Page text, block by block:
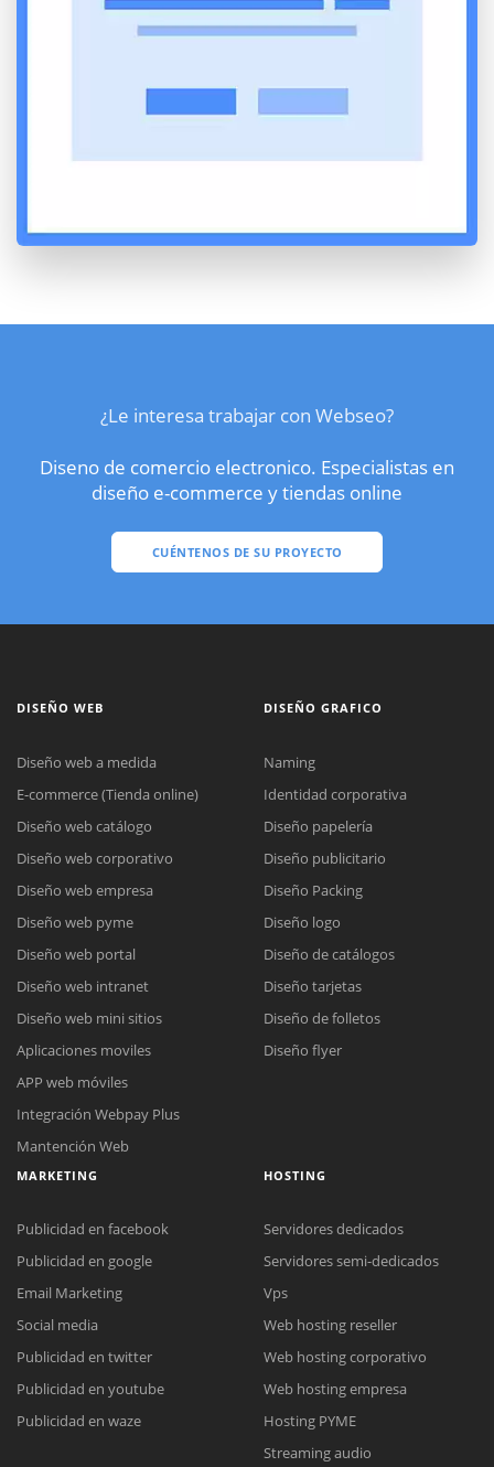
¿Le interesa trabajar con Webseo?
Diseno de comercio electronico. Especialistas en
diseño e-commerce y tiendas online
CUÉNTENOS DE SU PROYECTO
Reunión online
Meet para la reunión online.
Cotización
Chat Online
Todos nuestros ejecutivos están fuera de línea. Complete el formulario
DISEÑO WEB
Diseño web a medida
E-commerce (Tienda online)
Diseño web catálogo
Diseño web corporativo
Diseño web empresa
Diseño web pyme
Diseño web portal
Diseño web intranet
Diseño web mini sitios
Aplicaciones moviles
APP web móviles
Integración Webpay Plus
Mantención Web
DISEÑO GRAFICO
Naming
Identidad corporativa
Diseño papelería
Diseño publicitario
Diseño Packing
Diseño logo
Diseño de catálogos
Diseño tarjetas
Diseño de folletos
Diseño flyer
MARKETING
Publicidad en facebook
Publicidad en google
Email Marketing
Social media
Publicidad en twitter
Publicidad en youtube
Publicidad en waze
HOSTING
Servidores dedicados
Servidores semi-dedicados
Vps
Web hosting reseller
Web hosting corporativo
Web hosting empresa
Hosting PYME
Streaming audio